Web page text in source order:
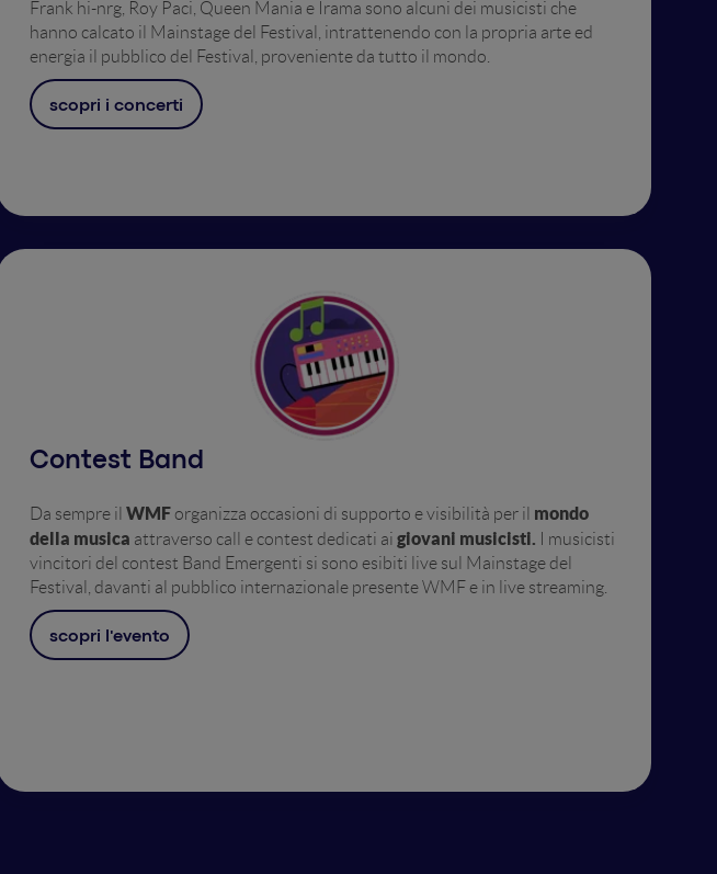
Frank hi-nrg, Roy Paci, Queen Mania e Irama sono alcuni dei musicisti che
hanno calcato il Mainstage del Festival, intrattenendo con la propria arte ed
energia il pubblico del Festival, proveniente da tutto il mondo.
scopri i concerti
Contest Band
Da sempre il WMF organizza occasioni di supporto e visibilità per il mondo
della musica attraverso call e contest dedicati ai giovani musicisti.
I musicisti
vincitori del contest Band Emergenti si sono esibiti live sul Mainstage del
Festival, davanti al pubblico internazionale presente WMF e in live streaming.
scopri l'evento